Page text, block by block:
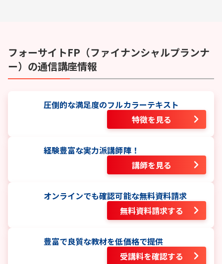
フォーサイトFP（ファイナンシャルプランナ
ー） の通信講座情報
圧倒的な満足度のフルカラーテキスト
特徴を見る
経験豊富な実力派講師陣！
講師を見る
オンラインでも確認可能な無料資料請求
無料資料請求する
豊富で良質な教材を低価格で提供
受講料を確認する